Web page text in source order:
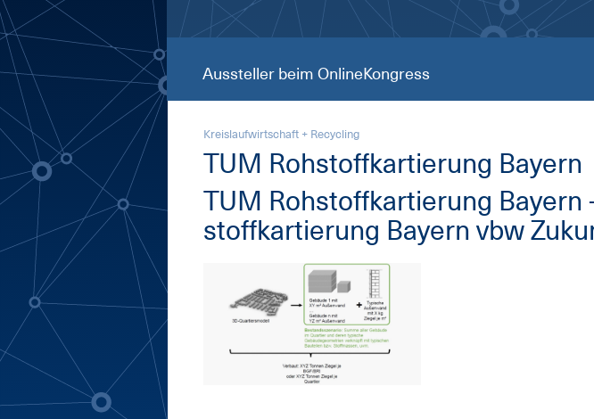
Aussteller beim OnlineKongress
Kreislaufwirtschaft + Recycling
TUM Roh­stoffkar­tie­rung Bay­ern
TUM Roh­stoffkar­tie­rung
stoffkar­tie­rung Bay­ern vbw